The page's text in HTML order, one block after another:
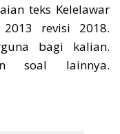
teks Kelelawar
revisi 2018.
bagi kalian.
soal lainnya.